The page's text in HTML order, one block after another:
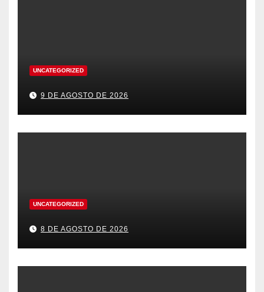
UNCATEGORIZED
9 DE AGOSTO DE 2026
UNCATEGORIZED
8 DE AGOSTO DE 2026